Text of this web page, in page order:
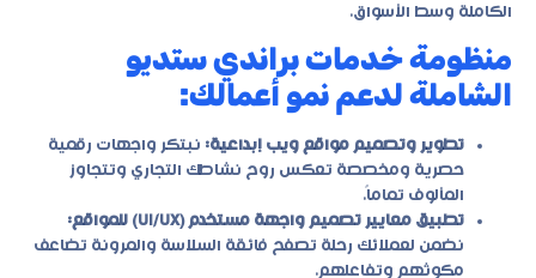
الكاملة وسط الأسواق.
منظومة خدمات براندي ستديو
الشاملة لدعم نمو أعمالك:
تطوير وتصميم مواقع ويب إبداعية: نبتكر واجهات رقمية
حصرية ومخصصة تعكس روح نشاطك التجاري وتتجاوز
المألوف تماماً.
تطبيق معايير تصميم واجهة مستخدم (UI/UX) للمواقع:
نضمن لعملائك رحلة تصفح فائقة السلاسة والمرونة تضاعف
مكوثهم وتفاعلهم.